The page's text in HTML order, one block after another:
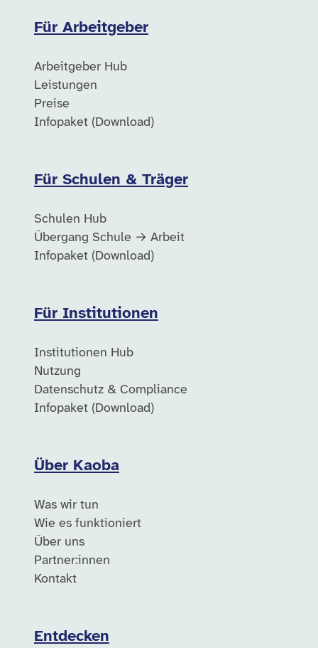
Für Arbeitgeber
Arbeitgeber Hub
Leistungen
Preise
Infopaket (Download)
Für Schulen & Träger
Schulen Hub
Übergang Schule → Arbeit
Infopaket (Download)
Für Institutionen
Institutionen Hub
Nutzung
Datenschutz & Compliance
Infopaket (Download)
Über Kaoba
Was wir tun
Wie es funktioniert
Über uns
Partner:innen
Kontakt
Entdecken